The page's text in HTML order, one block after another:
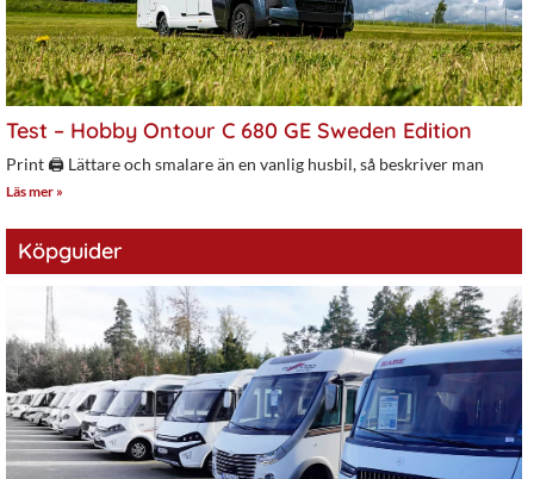
Test – Hobby Ontour C 680 GE Sweden Edition
Print 🖨 Lättare och smalare än en vanlig husbil, så beskriver man
Läs mer »
Köpguider